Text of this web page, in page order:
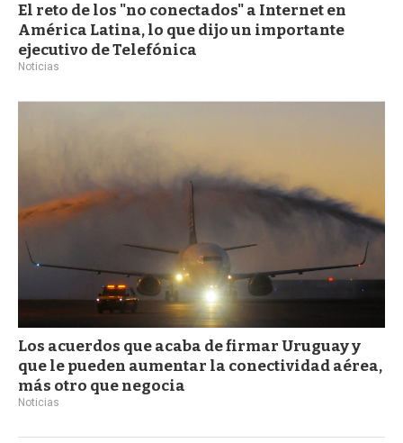
El reto de los "no conectados" a Internet en
América Latina, lo que dijo un importante
ejecutivo de Telefónica
Noticias
Los acuerdos que acaba de firmar Uruguay y
que le pueden aumentar la conectividad aérea,
más otro que negocia
Noticias